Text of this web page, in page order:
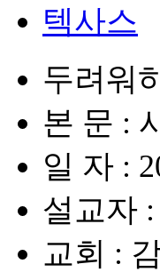
텍사스
두려워
본 문 :
일 자 :
설교자
교회 :